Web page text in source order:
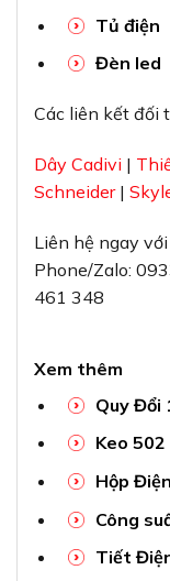
Tủ điện
Đèn led
Các liên kết đối
Dây Cadivi |
Schneider|
Liên hệ ngay
Phone/Zalo:
461 348
Xem thêm
Quy Đổi
Keo 502
Hộp
Công
Tiết